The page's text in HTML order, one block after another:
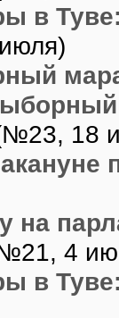
в
18
на
4
в Туве: